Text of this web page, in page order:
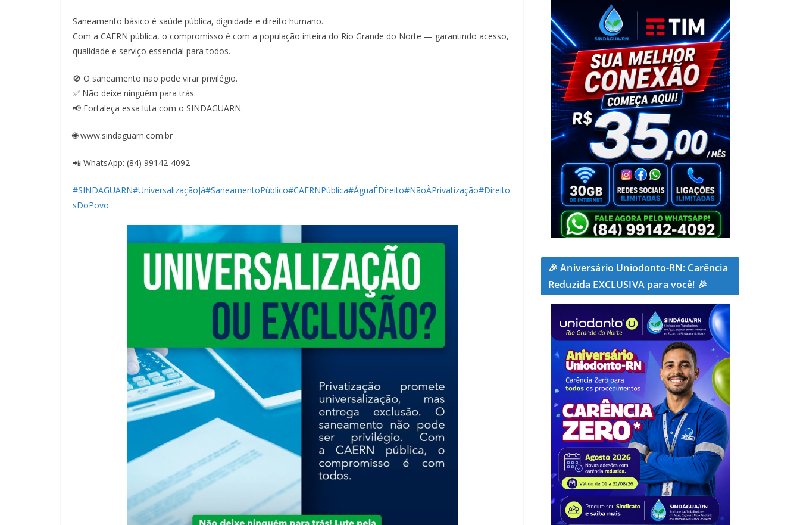
Saneamento básico é saúde pública, dignidade e direito humano.
Com a CAERN pública, o compromisso é com a população inteira do Rio Grande do Norte — garantindo acesso,
qualidade e serviço essencial para todos.
🚫 O saneamento não pode virar privilégio.
✅ Não deixe ninguém para trás.
📢 Fortaleça essa luta com o SINDAGUARN.
🌐 www.sindaguarn.com.br
📲 WhatsApp: (84) 99142-4092
#SINDAGUARN#UniversalizaçãoJá#SaneamentoPúblico#CAERNPública#ÁguaÉDireito#NãoÀPrivatização#Direito
sDoPovo
🎉 Aniversário Uniodonto-RN: Carência
Reduzida EXCLUSIVA para você! 🎉